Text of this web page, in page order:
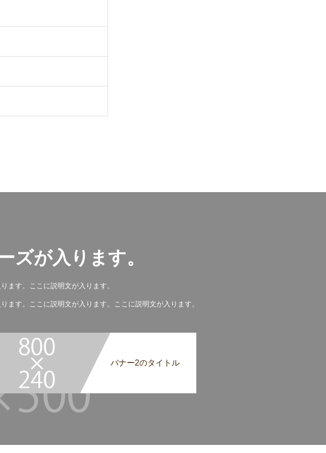
ズが入ります。
ます。ここに説明文が入ります。
ます。ここに説明文が入ります。ここに説明文が入ります。
バナー2のタイトル